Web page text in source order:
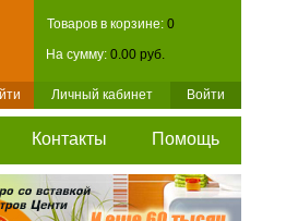
Товаров в корзине: 0
На сумму: 0.00 руб.
Личный кабинет Войти
Контакты Помощь